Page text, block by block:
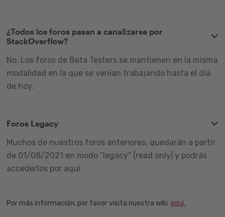
¿Todos los foros pasan a canalizarse por
StackOverflow?
No. Los foros de Beta Testers se mantienen en la misma
modalidad en la que se venían trabajando hasta el día
de hoy.
Foros Legacy
Muchos de nuestros foros anteriores, quedarán a partir
de 01/08/2021 en modo “legacy” (read only) y podrás
accederlos por aquí.
Por más información, por favor visita nuestra wiki aquí.